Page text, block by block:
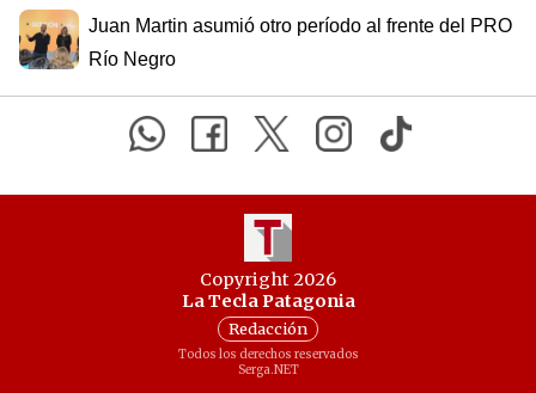
Juan Martin asumió otro período al frente del PRO
Río Negro
Copyright 2026
La Tecla Patagonia
Redacción
Todos los derechos reservados
Serga.NET